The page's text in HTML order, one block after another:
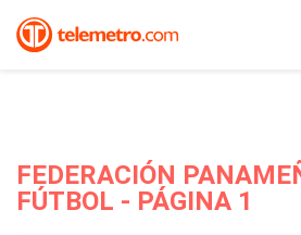
FEDERACIÓN
FÚTBOL - PÁGINA 1